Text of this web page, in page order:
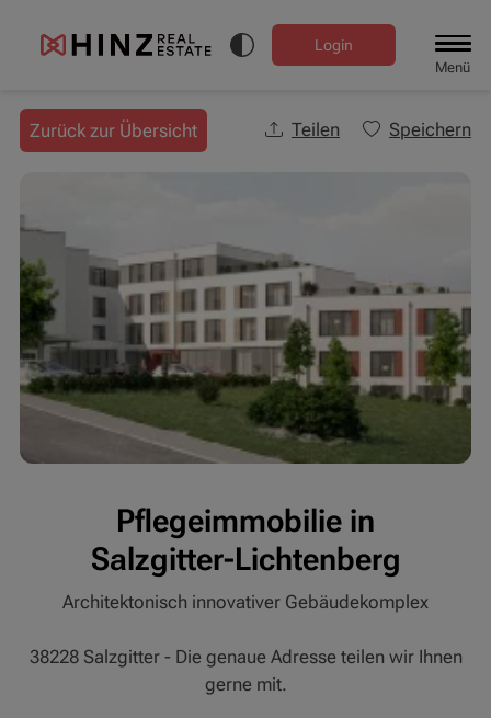
Menü
Login
Zurück zur Übersicht Teilen Speichern
Pflegeimmobilie in
Salzgitter-Lichtenberg
Architektonisch innovativer Gebäudekomplex
38228 Salzgitter - Die genaue Adresse teilen wir Ihnen
gerne mit.